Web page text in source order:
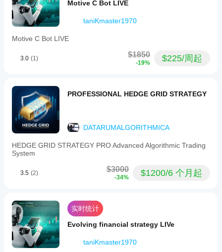
Motive C Bot LIVE
taniKmaster1970
Motive C Bot LIVE
3.0 (1) $1850
-19% $225/周起
PROFESSIONAL HEDGE GRID STRATEGY
DATARUMALGORITHMICA
HEDGE GRID STRATEGY PRO Advanced Algorithmic Trading
System
3.5 (2) $3000
-34% $1200/6 个月起
实时统计
Evolving financial strategy LIVe
taniKmaster1970